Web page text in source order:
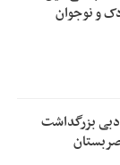
و نوجوان
بزرگداشت